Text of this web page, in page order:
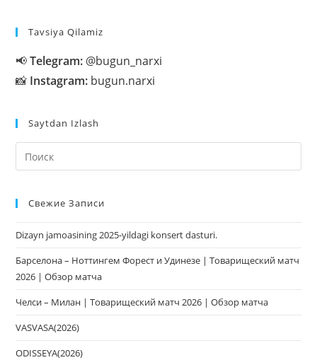
Tavsiya Qilamiz
📢Telegram: @bugun_narxi
📸 Instagram: bugun.narxi
Saytdan Izlash
Свежие Записи
Dizayn jamoasining 2025-yildagi konsert dasturi.
Барселона – Ноттингем Форест и Удинезе | Товарищеский матч
2026 | Обзор матча
Челси – Милан | Товарищеский матч 2026 | Обзор матча
VASVASA(2026)
ODISSEYA(2026)